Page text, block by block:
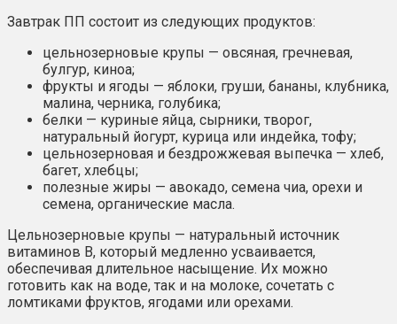
Завтрак ПП состоит из следующих продуктов:
цельнозерновые крупы — овсяная, гречневая,
булгур, киноа;
фрукты и ягоды — яблоки, груши, бананы, клубника,
малина, черника, голубика;
белки — куриные яйца, сырники, творог,
натуральный йогурт, курица или индейка, тофу;
цельнозерновая и бездрожжевая выпечка — хлеб,
багет, хлебцы;
полезные жиры — авокадо, семена чиа, орехи и
семена, органические масла.
Цельнозерновые крупы — натуральный источник
витаминов В, который медленно усваивается,
обеспечивая длительное насыщение. Их можно
готовить как на воде, так и на молоке, сочетать с
ломтиками фруктов, ягодами или орехами.